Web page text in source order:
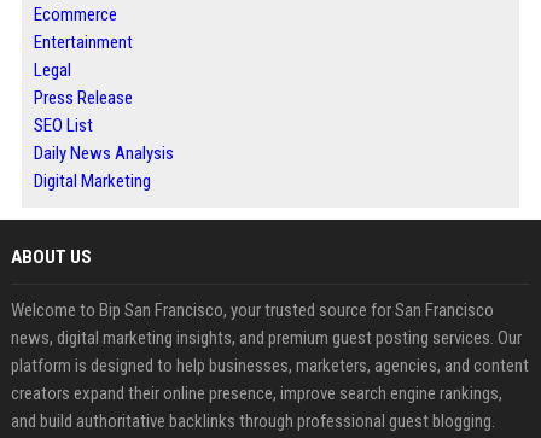
Ecommerce
Entertainment
Legal
Press Release
SEO List
Daily News Analysis
Digital Marketing
ABOUT US
Welcome to Bip San Francisco, your trusted source for San Francisco
news, digital marketing insights, and premium guest posting services. Our
platform is designed to help businesses, marketers, agencies, and content
creators expand their online presence, improve search engine rankings,
and build authoritative backlinks through professional guest blogging.